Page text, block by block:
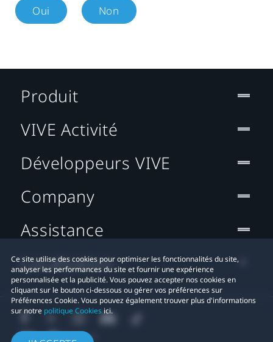
Oui Non
Ce site utilise des cookies pour optimiser les fonctionnalités du site,
analyser les performances du site et fournir une expérience
personnalisée et la publicité. Vous pouvez accepter nos cookies en
cliquant sur le bouton ci-dessous ou gérer vos préférences sur
Préférences Cookie. Vous pouvez également trouver plus d'informations
sur notre politique Cookiesici.
Produit
VIVE Activité
Développeurs VIVE
Company
Assistance
Localisation